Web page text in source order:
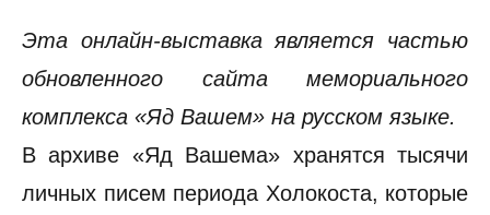
Эта онлайн-выставка является частью
обновленного сайта мемориального
комплекса «Яд Вашем» на русском языке.
В архиве «Яд Вашема» хранятся тысячи
личных писем периода Холокоста, которые